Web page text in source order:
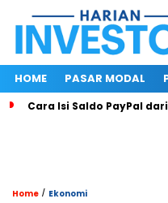
HOME PASAR MODAL
Cara Isi Saldo PayPal
Home / Ekonomi